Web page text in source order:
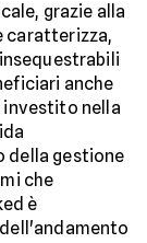
grazie alla
caratterizza,
anche
investito nella
della gestione
che
è